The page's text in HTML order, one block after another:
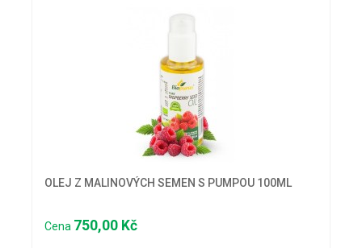
OLEJ Z MALINOVÝCH SEMEN S PUMPOU 100ML
Cena 750,00 Kč